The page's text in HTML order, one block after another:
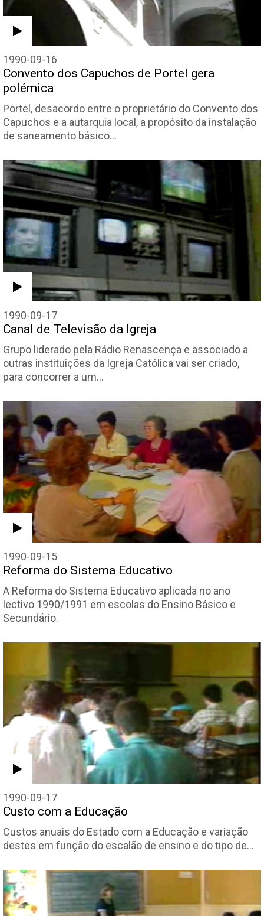
1990-09-16
Convento dos Capuchos de Portel gera
polémica
Portel, desacordo entre o proprietário do Convento dos
Capuchos e a autarquia local, a propósito da instalação
de saneamento básico…
1990-09-17
Canal de Televisão da Igreja
Grupo liderado pela Rádio Renascença e associado a
outras instituições da Igreja Católica vai ser criado,
para concorrer a um…
1990-09-15
Reforma do Sistema Educativo
A Reforma do Sistema Educativo aplicada no ano
lectivo 1990/1991 em escolas do Ensino Básico e
Secundário.
1990-09-17
Custo com a Educação
Custos anuais do Estado com a Educação e variação
destes em função do escalão de ensino e do tipo de…